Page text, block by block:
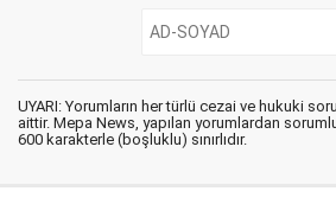
UYARI: Yorumların her türlü cezai ve hukuki
aittir. Mepa News, yapılan yorumlardan
600 karakterle (boşluklu) sınırlıdır.